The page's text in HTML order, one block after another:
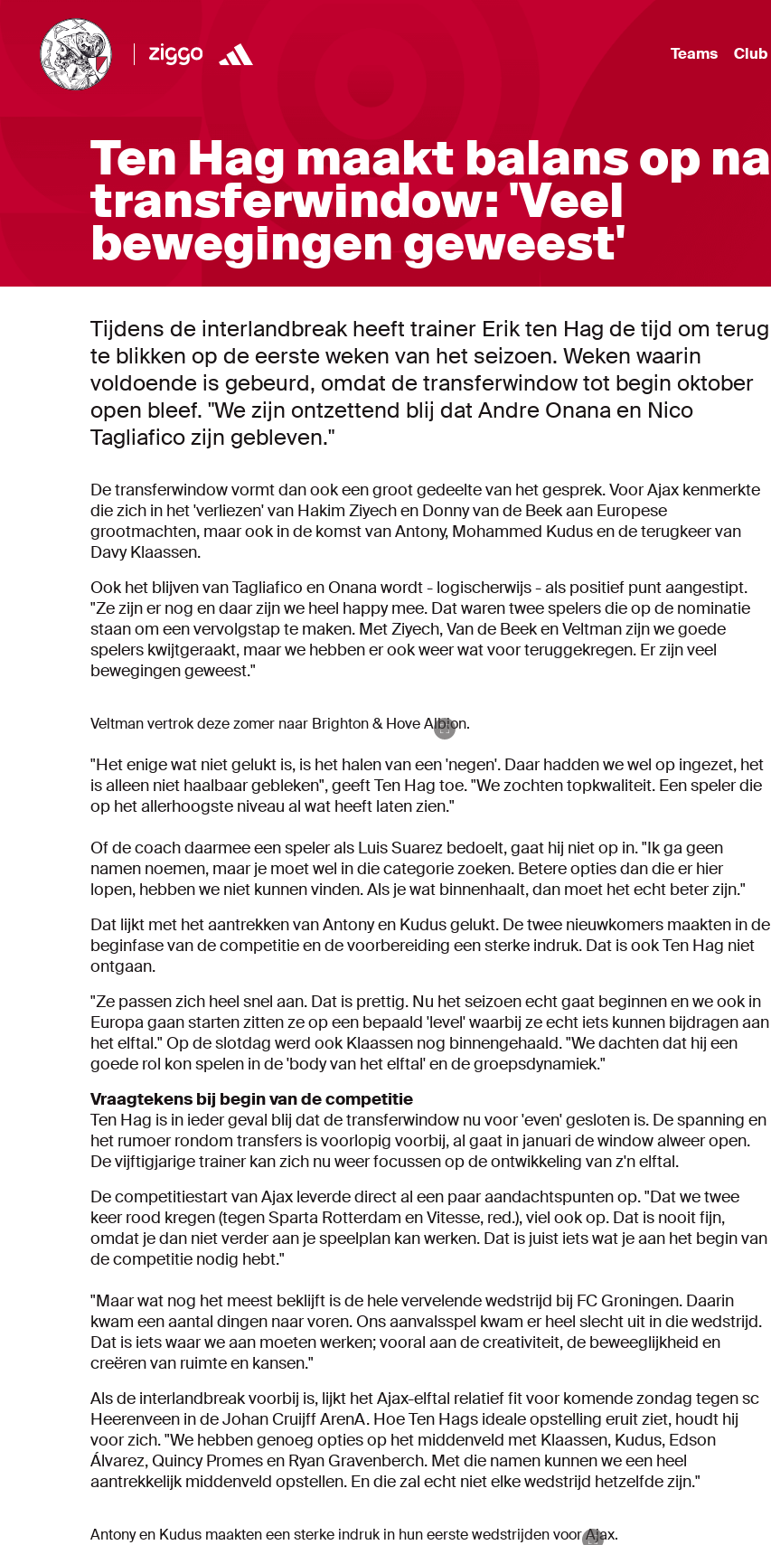
Teams Club
Ten Hag maakt balans op na
transferwindow: 'Veel
bewegingen geweest'
Tijdens de interlandbreak heeft trainer Erik ten Hag de tijd om terug
te blikken op de eerste weken van het seizoen. Weken waarin
voldoende is gebeurd, omdat de transferwindow tot begin oktober
open bleef. "We zijn ontzettend blij dat Andre Onana en Nico
Tagliafico zijn gebleven."
De transferwindow vormt dan ook een groot gedeelte van het gesprek. Voor Ajax kenmerkte
die zich in het 'verliezen' van Hakim Ziyech en Donny van de Beek aan Europese
grootmachten, maar ook in de komst van Antony, Mohammed Kudus en de terugkeer van
Davy Klaassen.
Ook het blijven van Tagliafico en Onana wordt - logischerwijs - als positief punt aangestipt.
"Ze zijn er nog en daar zijn we heel happy mee. Dat waren twee spelers die op de nominatie
staan om een vervolgstap te maken. Met Ziyech, Van de Beek en Veltman zijn we goede
spelers kwijtgeraakt, maar we hebben er ook weer wat voor teruggekregen. Er zijn veel
bewegingen geweest."
Veltman vertrok deze zomer naar Brighton & Hove Albion.
"Het enige wat niet gelukt is, is het halen van een 'negen'. Daar hadden we wel op ingezet, het
is alleen niet haalbaar gebleken", geeft Ten Hag toe. "We zochten topkwaliteit. Een speler die
op het allerhoogste niveau al wat heeft laten zien."
Of de coach daarmee een speler als Luis Suarez bedoelt, gaat hij niet op in. "Ik ga geen
namen noemen, maar je moet wel in die categorie zoeken. Betere opties dan die er hier
lopen, hebben we niet kunnen vinden. Als je wat binnenhaalt, dan moet het echt beter zijn."
Dat lijkt met het aantrekken van Antony en Kudus gelukt. De twee nieuwkomers maakten in de
beginfase van de competitie en de voorbereiding een sterke indruk. Dat is ook Ten Hag niet
ontgaan.
"Ze passen zich heel snel aan. Dat is prettig. Nu het seizoen echt gaat beginnen en we ook in
Europa gaan starten zitten ze op een bepaald 'level' waarbij ze echt iets kunnen bijdragen aan
het elftal." Op de slotdag werd ook Klaassen nog binnengehaald. "We dachten dat hij een
goede rol kon spelen in de 'body van het elftal' en de groepsdynamiek."
Vraagtekens bij begin van de competitie
Ten Hag is in ieder geval blij dat de transferwindow nu voor 'even' gesloten is. De spanning en
het rumoer rondom transfers is voorlopig voorbij, al gaat in januari de window alweer open.
De vijftigjarige trainer kan zich nu weer focussen op de ontwikkeling van z'n elftal.
De competitiestart van Ajax leverde direct al een paar aandachtspunten op. "Dat we twee
keer rood kregen (tegen Sparta Rotterdam en Vitesse, red.), viel ook op. Dat is nooit fijn,
omdat je dan niet verder aan je speelplan kan werken. Dat is juist iets wat je aan het begin van
de competitie nodig hebt."
"Maar wat nog het meest beklijft is de hele vervelende wedstrijd bij FC Groningen. Daarin
kwam een aantal dingen naar voren. Ons aanvalsspel kwam er heel slecht uit in die wedstrijd.
Dat is iets waar we aan moeten werken; vooral aan de creativiteit, de beweeglijkheid en
creëren van ruimte en kansen."
Als de interlandbreak voorbij is, lijkt het Ajax-elftal relatief fit voor komende zondag tegen sc
Heerenveen in de Johan Cruijff ArenA. Hoe Ten Hags ideale opstelling eruit ziet, houdt hij
voor zich. "We hebben genoeg opties op het middenveld met Klaassen, Kudus, Edson
Álvarez, Quincy Promes en Ryan Gravenberch. Met die namen kunnen we een heel
aantrekkelijk middenveld opstellen. En die zal echt niet elke wedstrijd hetzelfde zijn."
Antony en Kudus maakten een sterke indruk in hun eerste wedstrijden voor Ajax.